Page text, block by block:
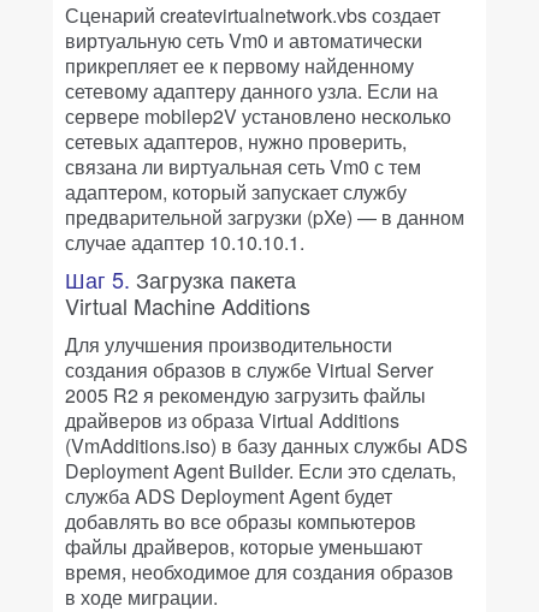
Сценарий createvirtualnetwork.vbs создает
виртуальную сеть Vm0 и автоматически
прикрепляет ее к первому найденному
сетевому адаптеру данного узла. Если на
сервере mobilep2V установлено несколько
сетевых адаптеров, нужно проверить,
связана ли виртуальная сеть Vm0 с тем
адаптером, который запускает службу
предварительной загрузки (pXe) — в данном
случае адаптер 10.10.10.1.
Шаг 5. Загрузка пакета
Virtual Machine Additions
Для улучшения производительности
создания образов в службе Virtual Server
2005 R2 я рекомендую загрузить файлы
драйверов из образа Virtual Additions
(VmAdditions.iso) в базу данных службы ADS
Deployment Agent Builder. Если это сделать,
служба ADS Deployment Agent будет
добавлять во все образы компьютеров
файлы драйверов, которые уменьшают
время, необходимое для создания образов
в ходе миграции.